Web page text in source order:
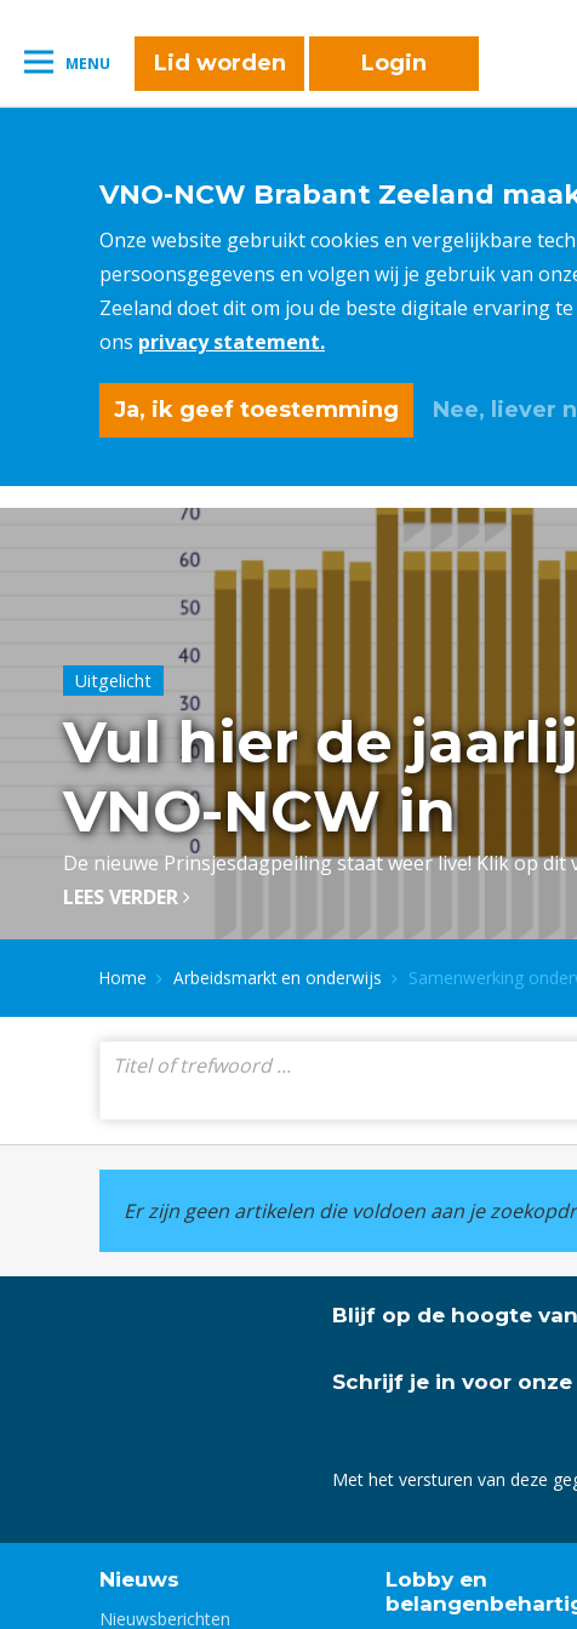
MENU Lid worden Login
VNO-NCW Brabant Zeeland
Onze website gebruikt cookies en vergelijkbare
persoonsgegevens en volgen wij je gebruik van
Zeeland doet dit om jou de beste digitale ervaring
ons privacy statement.
Ja, ik geef toestemming Nee, liever
Uitgelicht
Vul hier de
VNO-NCW in
De nieuwe Prinsjesdagpeiling staat weer live! Klik op dit
LEES VERDER
Home Arbeidsmarkt en onderwijs Samenwerking
Er zijn geen artikelen die voldoen aan je
Blijf op de hoogte
Schrijf je in voor
Met het versturen van deze
Nieuws
Nieuwsberichten
Lobby en